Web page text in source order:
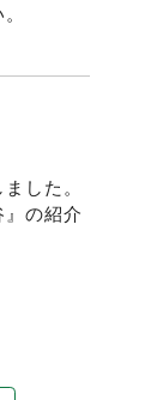
した。
の紹介